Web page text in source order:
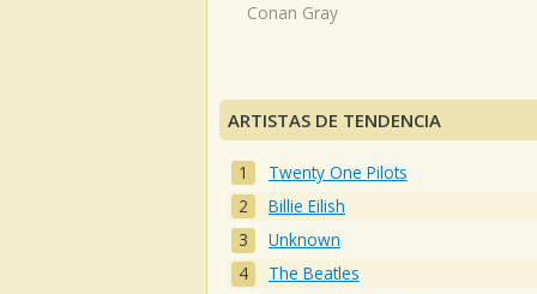
Conan Gray
ARTISTAS DE TENDENCIA
Twenty One Pilots
Billie Eilish
Unknown
The Beatles